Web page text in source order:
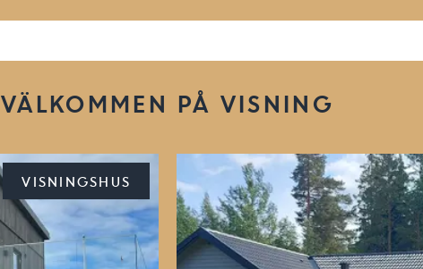
VÄLKOMMEN PÅ VISNING
VISNINGSHUS